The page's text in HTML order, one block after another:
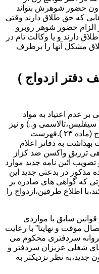
حضور شوهرش بتواند
که حق طلاق دارند وقتی
الزام حضور شوهر روبرو
دارند و یا وکالت تام در
مشکل آنها را برطرف
دفتر ازدواج )
عدم اعتیاد به مواد
و..) و نیز
واکسیناسیون زوجین،قبل از ثبت ازدواج (ماده ۲۳ ).فهرست
بهداشت به دفاتر اعلام
تزریق واکسن ضد کزاز
آئین نامه جدید موارد
مذکور در بدعتی جدید این
که گواهی های صادره بر
اطلاع طرفین،ازدواج را
سابق با مواردی
موقت و نهایتا” با رعایت
سردفتری محکوم می
شغلی عزیزان سردفتر و
جدید،به نظر نزدیکتر به